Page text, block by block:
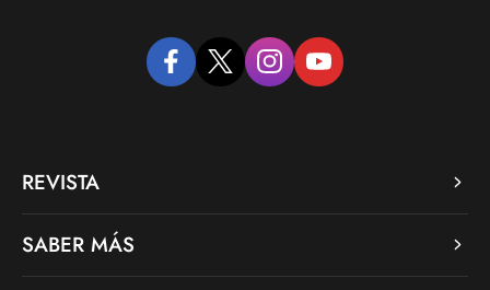
facebooktwitter instagramyoutube
REVISTA
SABER MÁS